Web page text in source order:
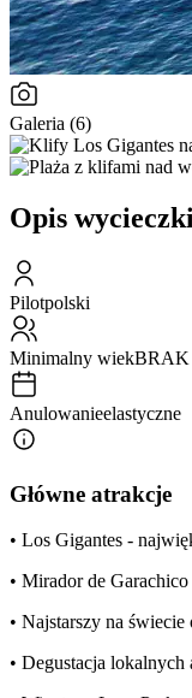
Galeria (6)
Opis wycieczki
Pilotpolski
Minimalny wiekBRAK
Anulowanieelastyczne
Główne atrakcje
• Los Gigantes -
• Mirador de
• Najstarszy na
• Degustacja lokalnych